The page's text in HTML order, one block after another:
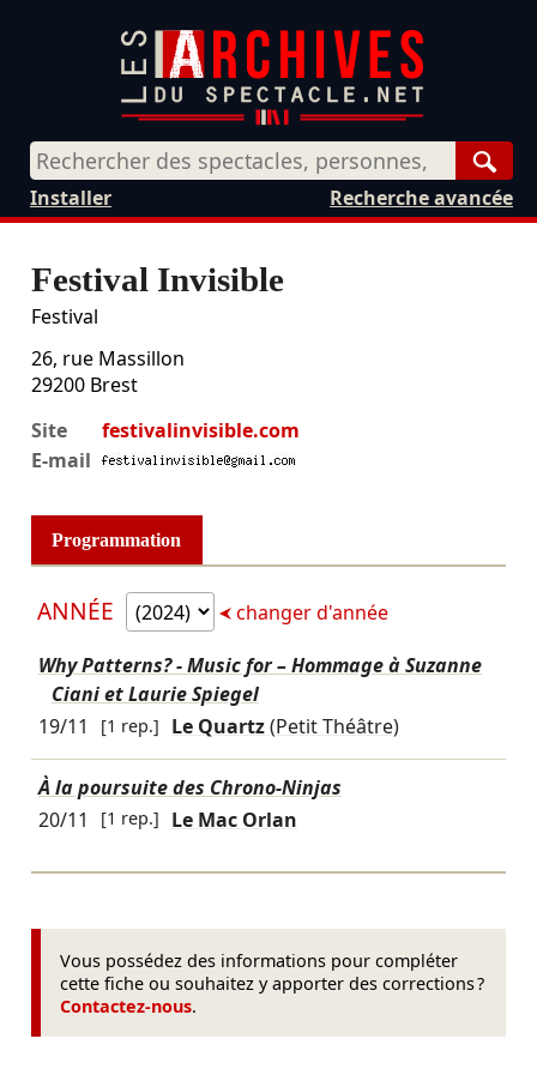
Recherche avancée
Installer
Festival Invisible
Festival
26, rue Massillon
29200 Brest
Site
festivalinvisible.com
E-mail
Programmation
ANNÉE changer d'année
Why Patterns? - Music for – Hommage à Suzanne
Ciani et Laurie Spiegel
19/11
[1 rep.] Le Quartz(Petit Théâtre)
À la poursuite des Chrono-Ninjas
20/11
[1 rep.] Le Mac Orlan
Vous possédez des informations pour compléter
cette fiche ou souhaitez y apporter des corrections ?
Contactez-nous.